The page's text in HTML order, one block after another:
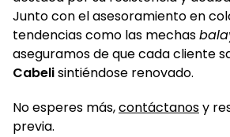
Junto con el asesoramiento en
tendencias como las mechas
aseguramos de que cada cliente
Cabelisintiéndose renovado.
No esperes más,contáctanosy
previa.